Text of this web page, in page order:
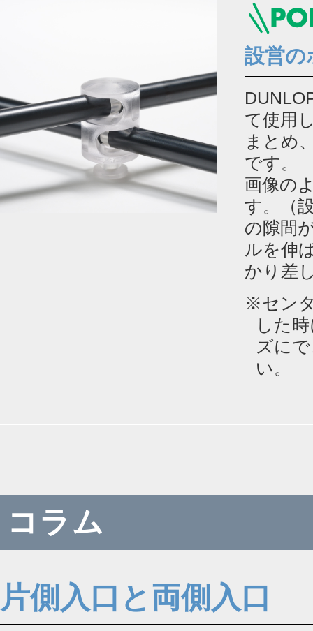
設営の
て使用
まとめ
です。
画像の
す。（
の隙間
ルを伸
かり差
※セン
した
ズに
い。
コラム
片側入口と両側入口